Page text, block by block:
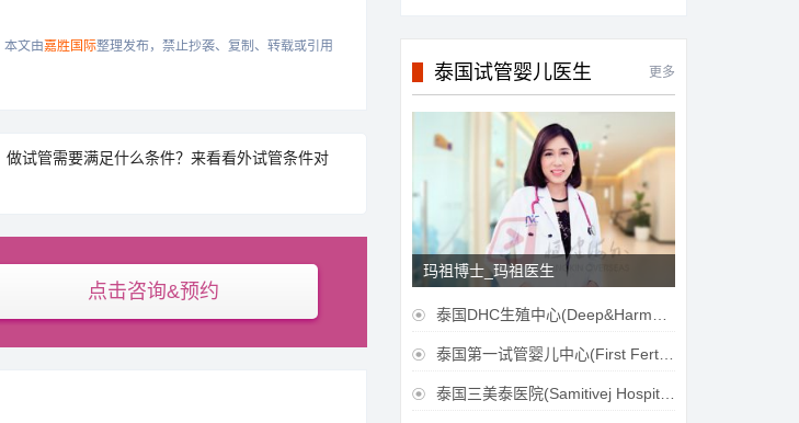
本文由嘉胜国际整理发布，禁止抄袭、复制、转载或引用
做试管需要满足什么条件？来看看外试管条件对
点击咨询&预约
泰国试管婴儿医生 更多
玛祖博士_玛祖医生
 泰国DHC生殖中心(Deep&Harmonicare IVF Center)
 泰国第一试管婴儿中心(First Fertilily PGS Center Limitied)
 泰国三美泰医院(Samitivej Hospital)